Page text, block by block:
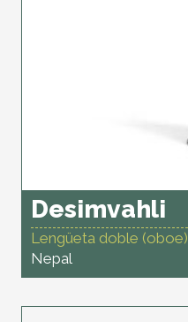
Desimvahli
Lengüeta doble (oboe)
Nepal